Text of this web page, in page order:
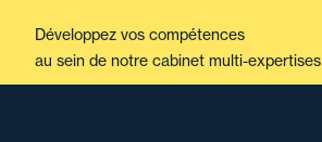
Développez vos compétences
au sein de notre cabinet multi-expertises